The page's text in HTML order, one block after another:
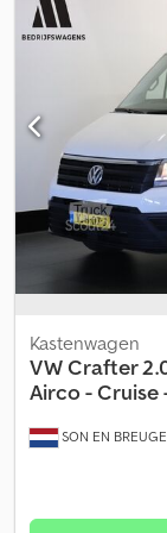
SON EN
Kastenwagen
VWCrafter
Airco - Cruise